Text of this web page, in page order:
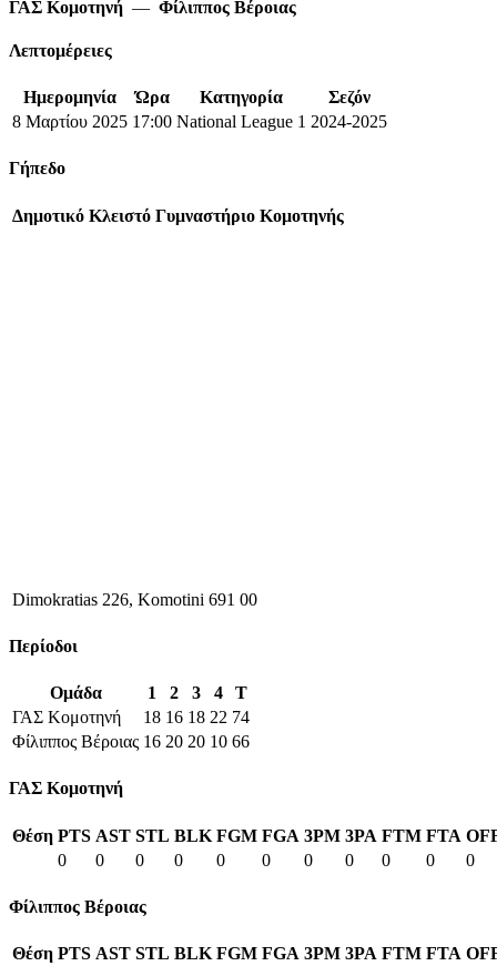
ΓΑΣ Κομοτηνή — Φίλιππος Βέροιας
Λεπτομέρειες
Ημερομηνία Ώρα Κατηγορία
Σεζόν
8 Μαρτίου 2025 17:00 National League 1 2024-2025
Γήπεδο
Δημοτικό Κλειστό Γυμναστήριο Κομοτηνής
Dimokratias 226, Komotini 691 00
Περίοδοι
Ομάδα 1 2 3 4
T
ΓΑΣ Κομοτηνή
18 16 18 22 74
Φίλιππος Βέροιας 16 20 20 10 66
ΓΑΣ Κομοτηνή
Θέση PTS AST STL BLK FGM FGA 3PM 3PA FTM FTA
0
0 0 0 0 0 0 0 0 0 0
Φίλιππος Βέροιας
Θέση PTS AST STL BLK FGM FGA 3PM 3PA FTM FTA